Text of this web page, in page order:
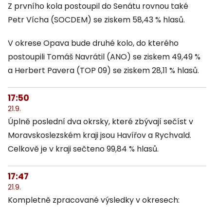
Z prvního kola postoupil do Senátu rovnou také
Petr Vícha (SOCDEM) se ziskem 58,43 % hlasů.
V okrese Opava bude druhé kolo, do kterého
postoupili Tomáš Navrátil (ANO) se ziskem 49,49 %
a Herbert Pavera (TOP 09) se ziskem 28,11 % hlasů.
17:50
21.9.
Úplně poslední dva okrsky, které zbývají sečíst v
Moravskoslezském kraji jsou Havířov a Rychvald.
Celkově je v kraji sečteno 99,84 % hlasů.
17:47
21.9.
Kompletně zpracované výsledky v okresech: